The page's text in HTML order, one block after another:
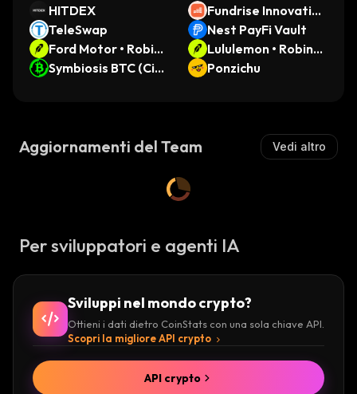
HITDEX
Fundrise Innovation
Fund (Ondo Tokeniz
ed)
TeleSwap
Nest PayFi Vault
Ford Motor • Robinh
ood Token
Lululemon • Robinh
ood Token
Symbiosis BTC (Citr
Ponzichu
Aggiornamenti del Team Vedi altro
Per sviluppatori e agenti IA
Sviluppi nel mondo crypto?
Ottieni i dati dietro CoinStats con una sola chiave API.
Scopri la migliore API crypto
API crypto